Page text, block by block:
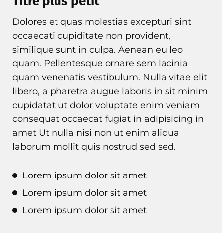
Dolores et quas molestias excepturi sint
occaecati cupiditate non provident,
similique sunt in culpa. Aenean eu leo
quam. Pellentesque ornare sem lacinia
quam venenatis vestibulum. Nulla vitae elit
libero, a pharetra augue laboris in sit minim
cupidatat ut dolor voluptate enim veniam
consequat occaecat fugiat in adipisicing in
amet Ut nulla nisi non ut enim aliqua
laborum mollit quis nostrud sed sed.
Lorem ipsum dolor sit amet
Lorem ipsum dolor sit amet
Lorem ipsum dolor sit amet